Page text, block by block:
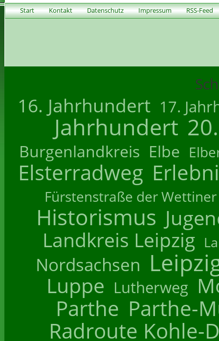
Start Kontakt Datenschutz Impressum RSS-Feed
16. Jahrhundert 17.
Jahrhundert
Burgenlandkreis Elbe
Elsterradweg
Fürstenstraße der Wettiner
Historismus
Landkreis Leipzig
Nordsachsen
Luppe Lutherweg
Parthe Parthe-
Radroute Kohle-